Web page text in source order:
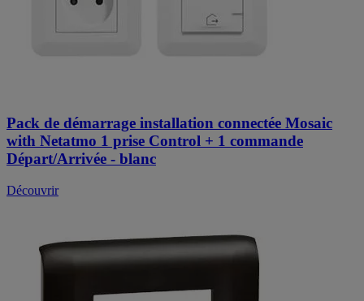
Pack de démarrage installation connectée Mosaic
with Netatmo 1 prise Control + 1 commande
Départ/Arrivée - blanc
Découvrir